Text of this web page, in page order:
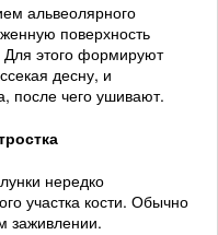
альвеолярного
поверхность
Для этого формируют
десну, и
после чего ушивают.
нередко
участка кости. Обычно
заживлении.